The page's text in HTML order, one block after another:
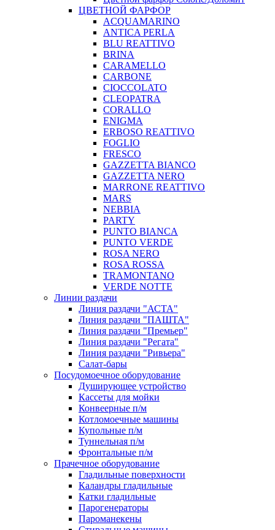
ЦВЕТНОЙ ФАРФОР
ACQUAMARINO
ANTICA PERLA
BLU REATTIVO
BRINA
CARAMELLO
CARBONE
CIOCCOLATO
CLEOPATRA
CORALLO
ENIGMA
ERBOSO REATTIVO
FOGLIO
FRESCO
GAZZETTA BIANCO
GAZZETTA NERO
MARRONE REATTIVO
MARS
NEBBIA
PARTY
PUNTO BIANCA
PUNTO VERDE
ROSA NERO
ROSA ROSSA
TRAMONTANO
VERDE NOTTE
Линии раздачи
Линия раздачи "АСТА"
Линия раздачи "ПАШТА"
Линия раздачи "Премьер"
Линия раздачи "Регата"
Линия раздачи "Ривьера"
Салат-бары
Посудомоечное оборудование
Душирующее устройство
Кассеты для мойки
Конвеерные п/м
Котломоечные машины
Купольные п/м
Туннельная п/м
Фронтальные п/м
Прачечное оборудование
Гладильные поверхности
Каландры гладильные
Катки гладильные
Парогенераторы
Пароманекены